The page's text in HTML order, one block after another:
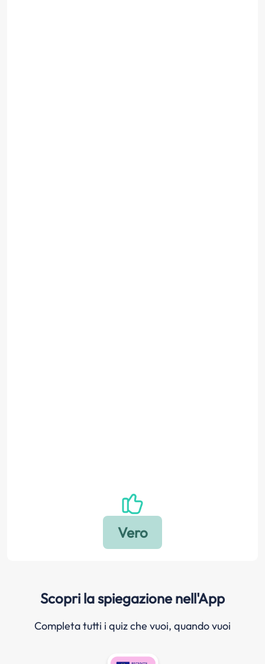
Scopri la spiegazione nell'App
Completa tutti i quiz che vuoi, quando vuoi